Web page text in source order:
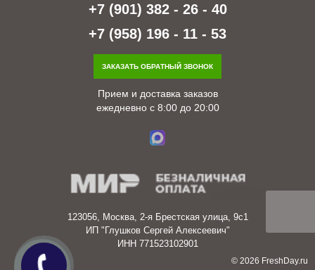
+7 (901) 382 - 26 - 40
+7 (958) 196 - 11 - 53
ЗАКАЗАТЬ ОБРАТНЫЙ ЗВОНОК
Прием и доставка заказов
ежедневно с 8:00 до 20:00
123056, Москва, 2-я Брестская улица, 9с1
ИП "Глушков Сергей Алексеевич"
ИНН 771523102901
© 2026 FreshDay.ru